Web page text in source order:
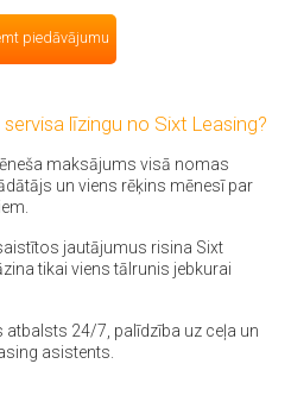
piedāvājumu
līzingu no Sixt Leasing?
maksājums visā nomas
un viens rēķins mēnesī par
jautājumus risina Sixt
tikai viens tālrunis jebkurai
atbalsts 24/7, palīdzība uz ceļa un
asistents.